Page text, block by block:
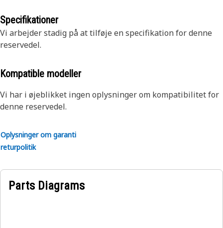
Specifikationer
Vi arbejder stadig på at tilføje en specifikation for denne
reservedel.
Kompatible modeller
Vi har i øjeblikket ingen oplysninger om kompatibilitet for
denne reservedel.
Oplysninger om garanti
returpolitik
Parts Diagrams